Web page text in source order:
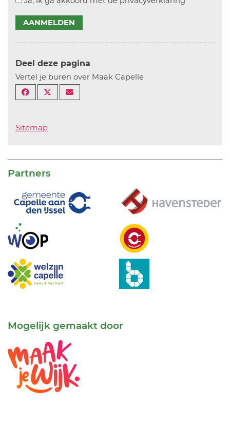
AANMELDEN
Deel deze pagina
Vertel je buren over Maak Capelle
Sitemap
Partners
Mogelijk gemaakt door